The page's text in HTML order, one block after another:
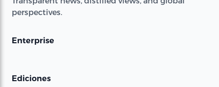
perspectives.
Enterprise
Ediciones